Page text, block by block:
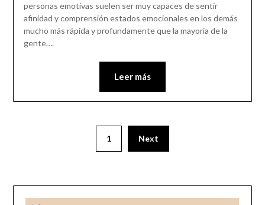
personas emotivas suelen ser muy capaces de sentir
afinidad y comprensión estados emocionales en los demás
mucho más rápida y profundamente que la mayoría de la
gente….
Leer más
1 Next